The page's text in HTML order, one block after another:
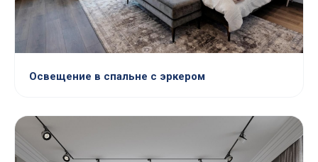
Освещение в спальне с эркером